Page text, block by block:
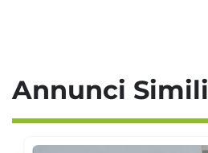
Annunci Simili